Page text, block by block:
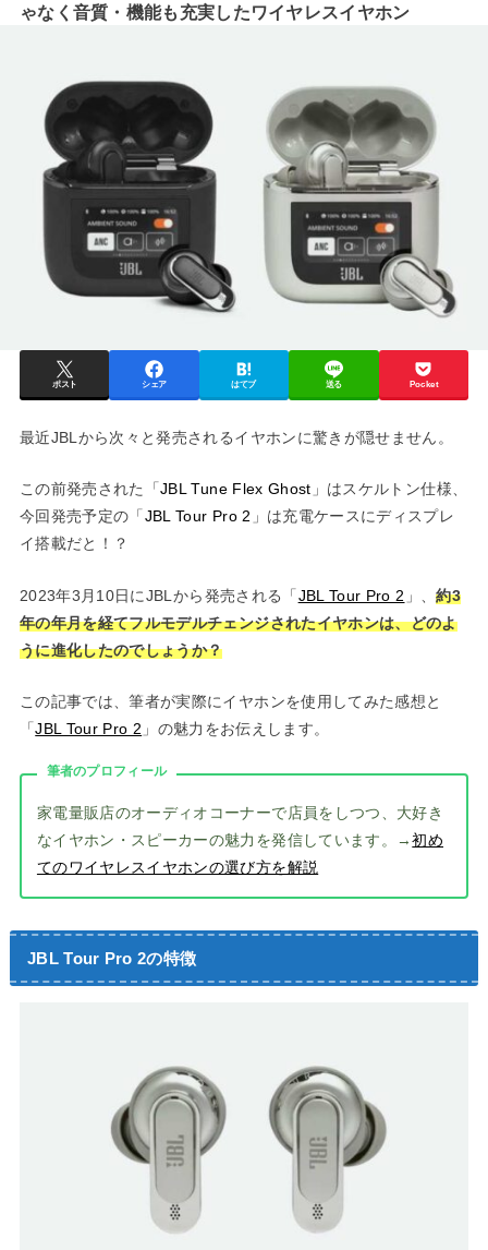
ゃなく音質・機能も充実したワイヤレスイヤホン
ポスト シェア はてブ 送る Pocket
最近JBLから次々と発売されるイヤホンに驚きが隠せません。
この前発売された「JBL Tune Flex Ghost 」はスケルトン仕様、
今回発売予定の「JBL Tour Pro 2 」は充電ケースにディスプレ
イ搭載だと！？
2023年3月10日にJBLから発売される「JBL Tour Pro 2 」、約3
年の年月を経てフルモデルチェンジされたイヤホンは、どのよ
うに進化したのでしょうか？
この記事では、筆者が実際にイヤホンを使用してみた感想と
「JBL Tour Pro 2 」の魅力をお伝えします。
筆者のプロフィール
家電量販店のオーディオコーナーで店員をしつつ、大好き
なイヤホン・スピーカーの魅力を発信しています。→初め
てのワイヤレスイヤホンの選び方を解説
JBL Tour Pro 2の特徴